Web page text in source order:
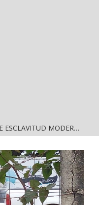
ALERTA DIF NAYARIT SOBRE ESCLAVITUD MODERNA Y FALSAS OFERTAS DE TRABAJO